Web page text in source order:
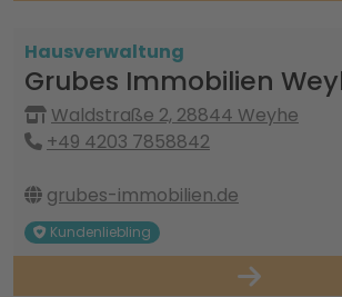
Hausverwaltung
Grubes Immobilien
Waldstraße 2, 28844 Weyhe
+49 4203 7858842
grubes-immobilien.de
Kundenliebling